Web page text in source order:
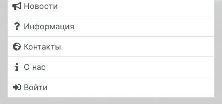
Новости
Информация
Контакты
О нас
Войти